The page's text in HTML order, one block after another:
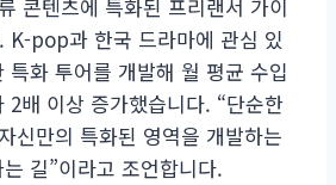
콘텐츠에 특화된 프리랜서 가이
K-pop과 한국 드라마에 관심 있
특화 투어를 개발해 월 평균 수입
2배 이상 증가했습니다. “단순한
신만의 특화된 영역을 개발하는
길”이라고 조언합니다.